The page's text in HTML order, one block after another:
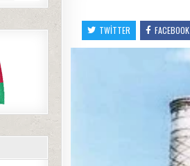
TWITTER
FACEBOOK